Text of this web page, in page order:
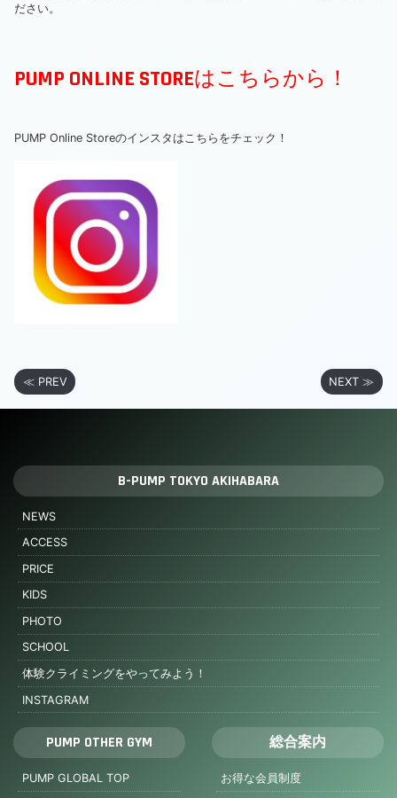
ださい。
PUMP ONLINE STOREはこちらから！
PUMP Online Storeのインスタはこちらをチェック！
≪ PREV NEXT ≫
B-PUMP TOKYO AKIHABARA
NEWS
ACCESS
PRICE
KIDS
PHOTO
SCHOOL
体験クライミングをやってみよう！
INSTAGRAM
PUMP OTHER GYM
PUMP GLOBAL TOP
総合案内
お得な会員制度